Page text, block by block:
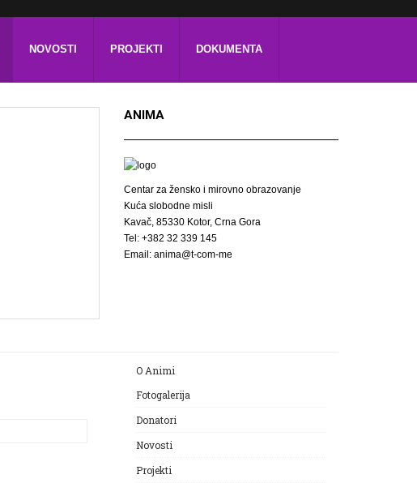
NOVOSTI PROJEKTI DOKUMENTA
ANIMA
Centar za žensko i mirovno obrazovanje
Kuća slobodne misli
Kavač, 85330 Kotor, Crna Gora
Tel: +382 32 339 145
Email: anima@t-com-me
O Animi
Fotogalerija
Donatori
Novosti
Projekti